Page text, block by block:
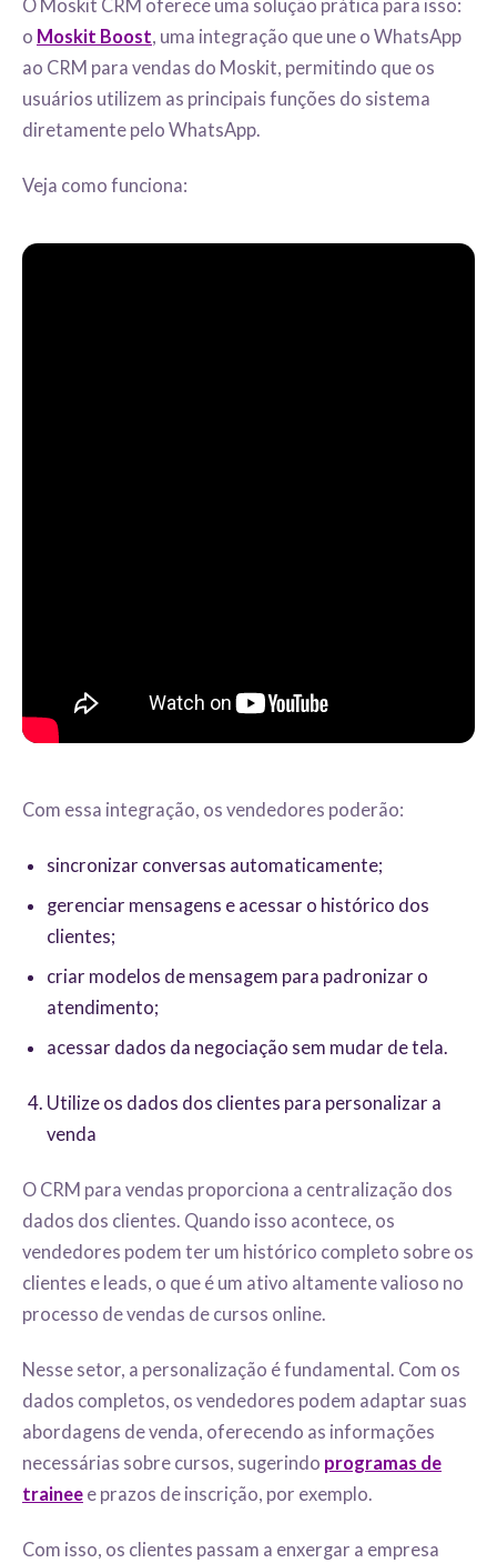
O Moskit CRM oferece uma solução prática para isso:
o Moskit Boost, uma integração que une o WhatsApp
ao CRM para vendas do Moskit, permitindo que os
usuários utilizem as principais funções do sistema
diretamente pelo WhatsApp.
Veja como funciona:
Com essa integração, os vendedores poderão:
sincronizar conversas automaticamente;
gerenciar mensagens e acessar o histórico dos
clientes;
criar modelos de mensagem para padronizar o
atendimento;
acessar dados da negociação sem mudar de tela.
Utilize os dados dos clientes para personalizar a
venda
O CRM para vendas proporciona a centralização dos
dados dos clientes. Quando isso acontece, os
vendedores podem ter um histórico completo sobre os
clientes e leads, o que é um ativo altamente valioso no
processo de vendas de cursos online.
Nesse setor, a personalização é fundamental. Com os
dados completos, os vendedores podem adaptar suas
abordagens de venda, oferecendo as informações
necessárias sobre cursos, sugerindo programas de
trainee e prazos de inscrição, por exemplo.
Com isso, os clientes passam a enxergar a empresa